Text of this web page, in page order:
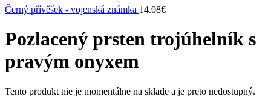
Černý přívěšek - vojenská známka 14.08€
Pozlacený prsten trojúhelník s
pravým onyxem
Tento produkt nie je momentálne na sklade a je preto nedostupný.